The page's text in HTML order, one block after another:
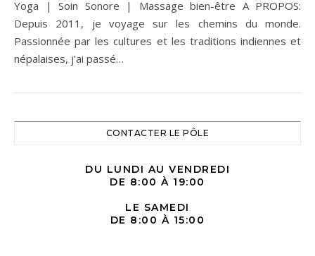
Yoga | Soin Sonore | Massage bien-être A PROPOS:
Depuis 2011, je voyage sur les chemins du monde.
Passionnée par les cultures et les traditions indiennes et
népalaises, j’ai passé…
CONTACTER LE PÔLE
DU LUNDI AU VENDREDI
DE 8:00 À 19:00
LE SAMEDI
DE 8:00 À 15:00